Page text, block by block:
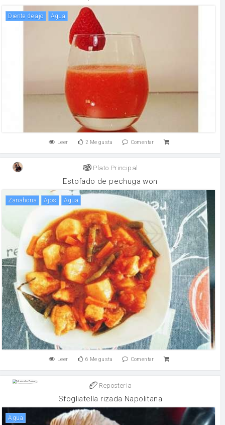
Diente de ajo agua
Leer 2 Me gusta Comentar
Plato Principal
Estofado de pechuga won
zanahoria Ajos agua
Leer 6 Me gusta Comentar
Reposteria
Sfogliatella rizada Napolitana
agua